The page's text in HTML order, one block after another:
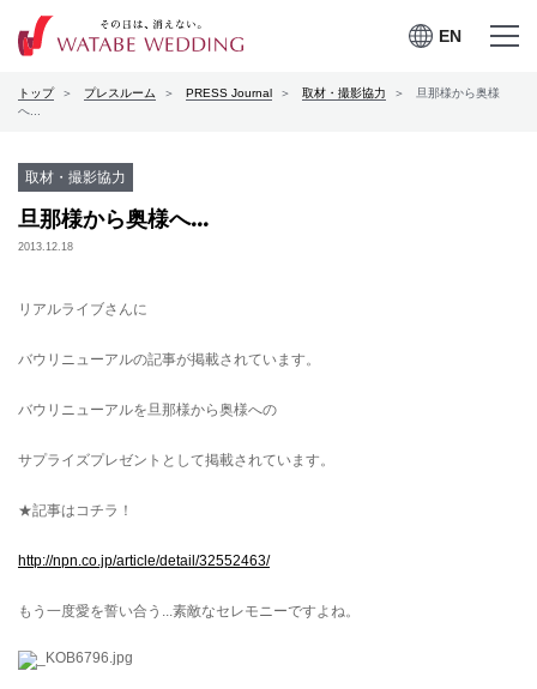
EN
を開く
EN
メニュー
プレスルーム
会社案内
CSRの取り組み
ワタベウェディングサービ
トップ プレスルーム PRESS Journal 取材・撮影協力
旦那様から奥様
へ...
取材・撮影協力
旦那様から奥様へ...
2013.12.18
リアルライブさんに
バウリニューアルの記事が掲載されています。
バウリニューアルを旦那様から奥様への
サプライズプレゼントとして掲載されています。
★記事はコチラ！
http://npn.co.jp/article/detail/32552463/
もう一度愛を誓い合う...素敵なセレモニーですよね。